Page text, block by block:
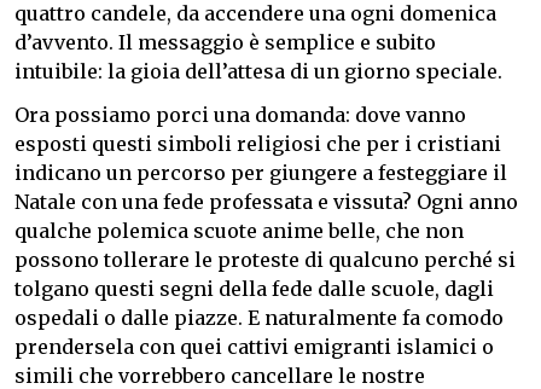
quattro candele, da accendere una ogni domenica
d’avvento. Il messaggio è semplice e subito
intuibile: la gioia dell’attesa di un giorno speciale.
Ora possiamo porci una domanda: dove vanno
esposti questi simboli religiosi che per i cristiani
indicano un percorso per giungere a festeggiare il
Natale con una fede professata e vissuta? Ogni anno
qualche polemica scuote anime belle, che non
possono tollerare le proteste di qualcuno perché si
tolgano questi segni della fede dalle scuole, dagli
ospedali o dalle piazze. E naturalmente fa comodo
prendersela con quei cattivi emigranti islamici o
simili che vorrebbero cancellare le nostre